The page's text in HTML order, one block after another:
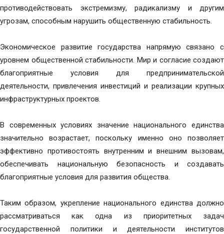
противодействовать экстремизму, радикализму и другим
угрозам, способным нарушить общественную стабильность.
Экономическое развитие государства напрямую связано с
уровнем общественной стабильности. Мир и согласие создают
благоприятные условия для предпринимательской
деятельности, привлечения инвестиций и реализации крупных
инфраструктурных проектов.
В современных условиях значение национального единства
значительно возрастает, поскольку именно оно позволяет
эффективно противостоять внутренним и внешним вызовам,
обеспечивать национальную безопасность и создавать
благоприятные условия для развития общества.
Таким образом, укрепление национального единства должно
рассматриваться как одна из приоритетных задач
государственной политики и деятельности институтов